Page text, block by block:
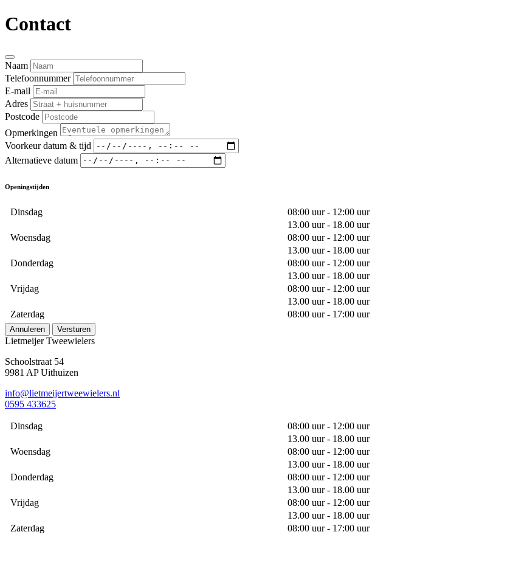
Contact
Naam
Telefoonnummer
E-mail
Adres
Postcode
Opmerkingen
Voorkeur datum & tijd
Alternatieve datum
Openingstijden
Dinsdag
08:00 uur - 12:00 uur
13.00 uur - 18.00 uur
Woensdag
08:00 uur - 12:00 uur
13.00 uur - 18.00 uur
Donderdag
08:00 uur - 12:00 uur
13.00 uur - 18.00 uur
Vrijdag
08:00 uur - 12:00 uur
13.00 uur - 18.00 uur
Zaterdag
08:00 uur - 17:00 uur
Annuleren Versturen
Lietmeijer Tweewielers
Schoolstraat 54
9981 AP Uithuizen
info@lietmeijertweewielers.nl
0595 433625
Dinsdag
08:00 uur - 12:00 uur
13.00 uur - 18.00 uur
Woensdag
08:00 uur - 12:00 uur
13.00 uur - 18.00 uur
Donderdag
08:00 uur - 12:00 uur
13.00 uur - 18.00 uur
Vrijdag
08:00 uur - 12:00 uur
13.00 uur - 18.00 uur
Zaterdag
08:00 uur - 17:00 uur